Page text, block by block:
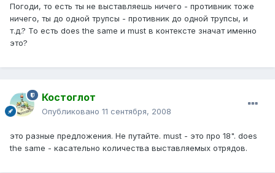
Погоди, то есть ты не выставляешь ничего - противник тоже
ничего, ты до одной трупсы - противник до одной трупсы, и
т.д.? То есть does the same и must в контексте значат именно
это?
Костоглот
Опубликовано 11 сентября, 2008
это разные предложения. Не путайте. must - это про 18". does
the same - касательно количества выставляемых отрядов.